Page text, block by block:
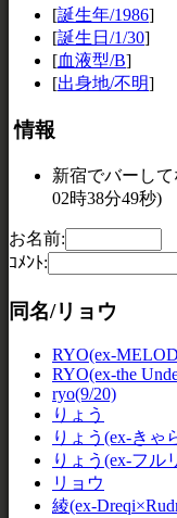
[誕生年/1986]
[誕生日/1/30]
[血液型/B]
[出身地/不明]
情報
新宿でバーして
02時38分49秒)
お名前:
ｺﾒﾝﾄ:
同名/リョウ
RYO(ex-
RYO(ex-the
ryo(9/20)
りょう
りょう(ex-きゃ
りょう(ex-フル
リョウ
綾(ex-